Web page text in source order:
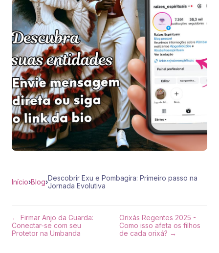
Início›Blog›Descobrir Exu e Pombagira: Primeiro passo na
Jornada Evolutiva
← Firmar Anjo da Guarda:
Conectar-se com seu
Protetor na Umbanda
Orixás Regentes 2025 -
Como isso afeta os filhos
de cada orixá? →